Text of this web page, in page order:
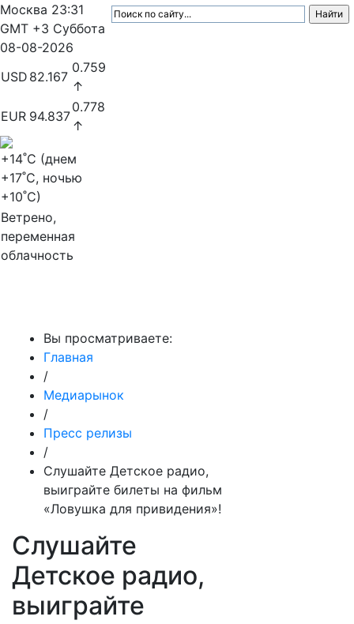
Москва 23:31
GMT +3 Суббота
08-08-2026
USD 82.167
0.759
↑
EUR 94.837
0.778
↑
+14˚C (днем
+17˚C, ночью
+10˚C)
Ветрено,
переменная
облачность
Вы просматриваете:
Главная
/
Медиарынок
/
Пресс релизы
/
Слушайте Детское радио,
выиграйте билеты на фильм
«Ловушка для привидения»!
Слушайте
Детское радио,
выиграйте